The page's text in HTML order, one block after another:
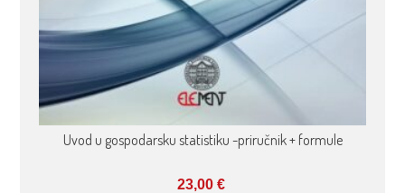
Uvod u gospodarsku statistiku -priručnik + formule
23,00 €